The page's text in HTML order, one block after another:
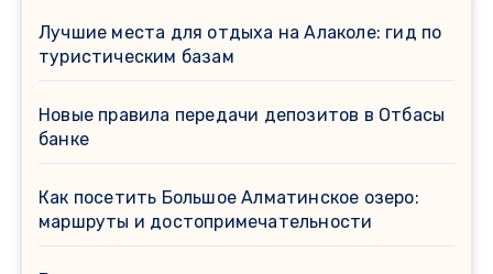
Лучшие места для отдыха на Алаколе: гид по
туристическим базам
Новые правила передачи депозитов в Отбасы
банке
Как посетить Большое Алматинское озеро:
маршруты и достопримечательности